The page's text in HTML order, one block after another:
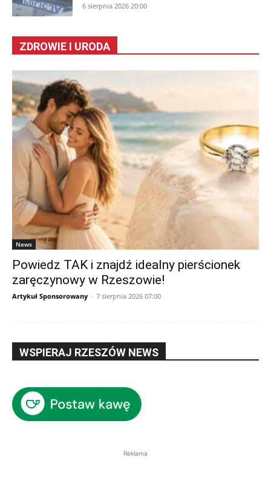
6 sierpnia 2026 20:00
ZDROWIE I URODA
News
Powiedz TAK i znajdź idealny pierścionek
zaręczynowy w Rzeszowie!
Artykuł Sponsorowany - 7 sierpnia 2026 07:00
WSPIERAJ RZESZÓW NEWS
Reklama